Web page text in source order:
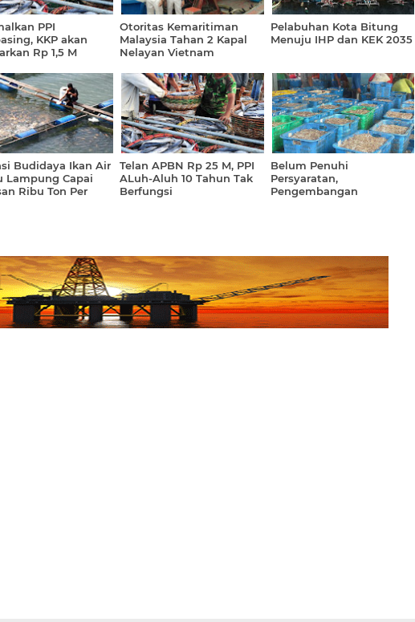
PPI
KKP akan
Rp 1,5 M
Otoritas Kemaritiman
Malaysia Tahan 2 Kapal
Nelayan Vietnam
Pelabuhan Kota Bitung
Menuju IHP dan KEK 2035
Budidaya Ikan Air
Lampung Capai
Ribu Ton Per
Telan APBN Rp 25 M, PPI
ALuh-Aluh 10 Tahun Tak
Berfungsi
Belum Penuhi
Persyaratan,
Pengembangan